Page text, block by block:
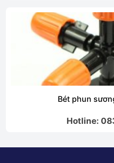
Bét phun
Hotline: